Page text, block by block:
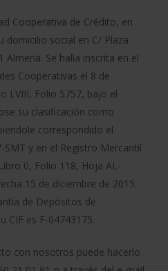
Cooperativa de Crédito, en
domicilio social en C/ Plaza
Almería. Se halla inscrita en el
Cooperativas el 8 de
LVIII, Folio 5757, bajo el
su clasificación como
correspondido el
y en el Registro Mercantil
0, Folio 118, Hoja AL-
15 de diciembre de 2015.
de Depósitos de
CIF es F-04743175.
con nosotros puede hacerlo